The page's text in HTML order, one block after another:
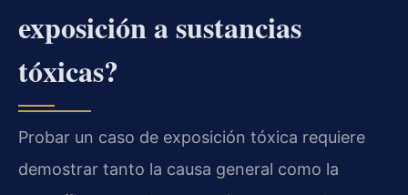
exposición a sustancias
tóxicas?
Probar un caso de exposición tóxica requiere
demostrar tanto la causa general como la